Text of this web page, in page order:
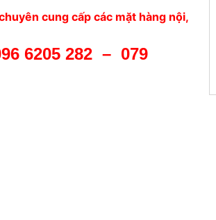
cung cấp các mặt hàng nội,
6205 282– 079